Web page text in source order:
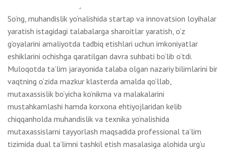
So‘ng, muhandislik yo‘nalishida startap va innovatsion loyihalar
yaratish istagidagi talabalarga sharoitlar yaratish, o‘z
g‘oyalarini amaliyotda tadbiq etishlari uchun imkoniyatlar
eshiklarini ochishga qaratilgan davra suhbati bo‘lib o‘tdi.
Muloqotda ta’lim jarayonida talaba olgan nazariy bilimlarini bir
vaqtning o‘zida mazkur klasterda amalda qo‘llab,
mutaxassislik bo‘yicha ko‘nikma va malakalarini
mustahkamlashi hamda korxona ehtiyojlaridan kelib
chiqqanholda muhandislik va texnika yo‘nalishida
mutaxassislarni tayyorlash maqsadida professional ta’lim
tizimida dual ta’limni tashkil etish masalasiga alohida urg‘u